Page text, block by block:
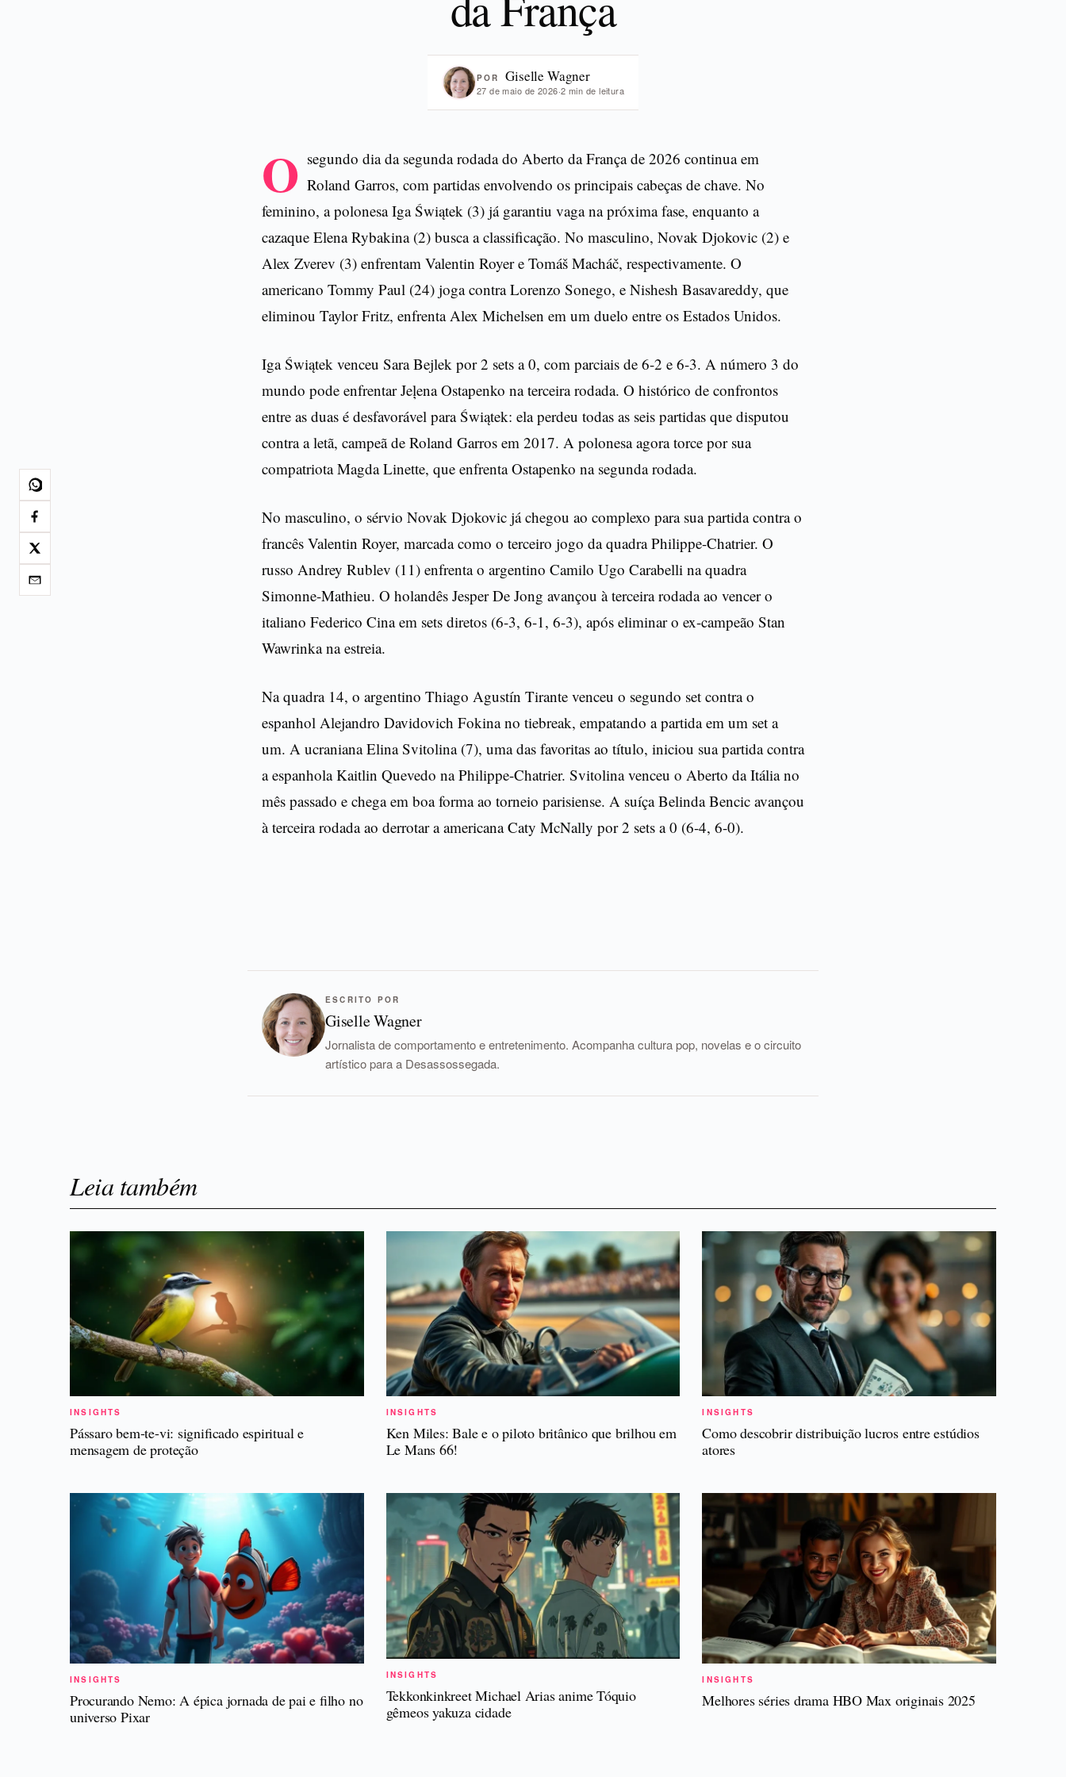
POR Giselle Wagner
27 de maio de 2026·2 min de leitura
O segundo dia da segunda rodada do Aberto da França de 2026 continua em
Roland Garros, com partidas envolvendo os principais cabeças de chave. No
feminino, a polonesa Iga Świątek (3) já garantiu vaga na próxima fase, enquanto a
cazaque Elena Rybakina (2) busca a classificação. No masculino, Novak Djokovic (2) e
Alex Zverev (3) enfrentam Valentin Royer e Tomáš Macháč, respectivamente. O
americano Tommy Paul (24) joga contra Lorenzo Sonego, e Nishesh Basavareddy, que
eliminou Taylor Fritz, enfrenta Alex Michelsen em um duelo entre os Estados Unidos.
Iga Świątek venceu Sara Bejlek por 2 sets a 0, com parciais de 6-2 e 6-3. A número 3 do
mundo pode enfrentar Jeļena Ostapenko na terceira rodada. O histórico de confrontos
entre as duas é desfavorável para Świątek: ela perdeu todas as seis partidas que disputou
contra a letã, campeã de Roland Garros em 2017. A polonesa agora torce por sua
compatriota Magda Linette, que enfrenta Ostapenko na segunda rodada.
No masculino, o sérvio Novak Djokovic já chegou ao complexo para sua partida contra o
francês Valentin Royer, marcada como o terceiro jogo da quadra Philippe-Chatrier. O
russo Andrey Rublev (11) enfrenta o argentino Camilo Ugo Carabelli na quadra
Simonne-Mathieu. O holandês Jesper De Jong avançou à terceira rodada ao vencer o
italiano Federico Cina em sets diretos (6-3, 6-1, 6-3), após eliminar o ex-campeão Stan
Wawrinka na estreia.
Na quadra 14, o argentino Thiago Agustín Tirante venceu o segundo set contra o
espanhol Alejandro Davidovich Fokina no tiebreak, empatando a partida em um set a
um. A ucraniana Elina Svitolina (7), uma das favoritas ao título, iniciou sua partida contra
a espanhola Kaitlin Quevedo na Philippe-Chatrier. Svitolina venceu o Aberto da Itália no
mês passado e chega em boa forma ao torneio parisiense. A suíça Belinda Bencic avançou
à terceira rodada ao derrotar a americana Caty McNally por 2 sets a 0 (6-4, 6-0).
ESCRITO POR
Giselle Wagner
Jornalista de comportamento e entretenimento. Acompanha cultura pop, novelas e o circuito
artístico para a Desassossegada.
Leia também
INSIGHTS
Pássaro bem-te-vi: significado espiritual e
mensagem de proteção
INSIGHTS
Ken Miles: Bale e o piloto britânico que brilhou em
Le Mans 66!
INSIGHTS
Como descobrir distribuição lucros entre estúdios
atores
INSIGHTS
Procurando Nemo: A épica jornada de pai e filho no
universo Pixar
INSIGHTS
Tekkonkinkreet Michael Arias anime Tóquio
gêmeos yakuza cidade
INSIGHTS
Melhores séries drama HBO Max originais 2025